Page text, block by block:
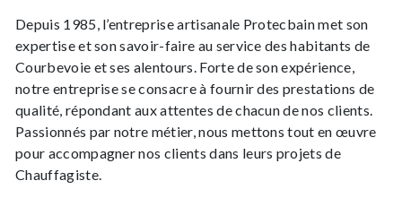
Depuis 1985, l’entreprise artisanale Protecbain met son
expertise et son savoir-faire au service des habitants de
Courbevoie et ses alentours. Forte de son expérience,
notre entreprise se consacre à fournir des prestations de
qualité, répondant aux attentes de chacun de nos clients.
Passionnés par notre métier, nous mettons tout en œuvre
pour accompagner nos clients dans leurs projets de
Chauffagiste.